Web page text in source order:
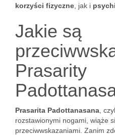
korzyści fizyczne , jak i
Jakie są
Prasarity
Prasarita Padottanasana ,
rozstawionymi nogami, wiąże
przeciwwskazaniami. Zanim